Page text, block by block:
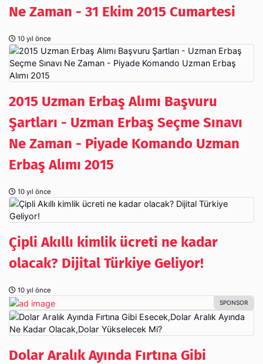
Ne Zaman - 31 Ekim 2015 Cumartesi
10 yıl önce
2015 Uzman Erbaş Alımı Başvuru
Şartları - Uzman Erbaş Seçme Sınavı
Ne Zaman - Piyade Komando Uzman
Erbaş Alımı 2015
10 yıl önce
Çipli Akıllı kimlik ücreti ne kadar
olacak? Dijital Türkiye Geliyor!
10 yıl önce
Dolar Aralık Ayında Fırtına Gibi